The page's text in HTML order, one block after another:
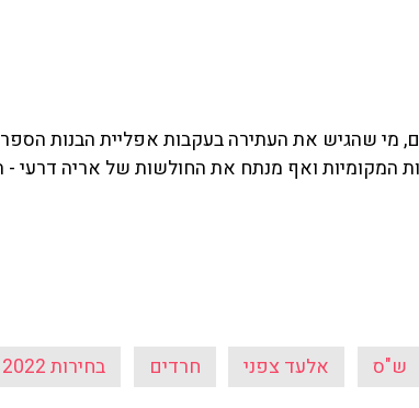
מי שהגיש את העתירה בעקבות אפליית הבנות
המקומיות ואף מנתח את החולשות של אריה דרעי -
ש"ס אלעד צפני חרדים בחירות 2022